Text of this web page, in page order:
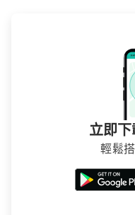
立即
輕鬆